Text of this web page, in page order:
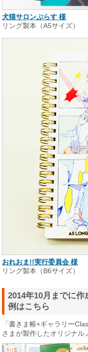
犬猫サロンぷらす 様
リング製本（A5サイズ）
おれおま!!実行委員会 様
リング製本（B6サイズ）
2014年10月までに
例はこちら
「書きま帳+ギャラリー
さまが製作したオリジナル